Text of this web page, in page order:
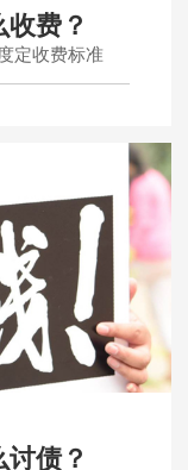
费？
定收费标准
债？